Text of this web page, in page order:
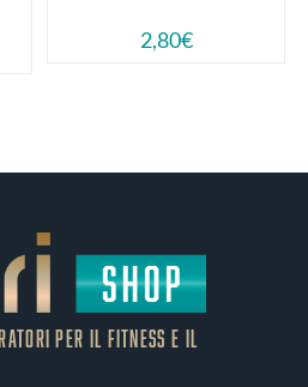
2,80€
PER IL FITNESS E IL